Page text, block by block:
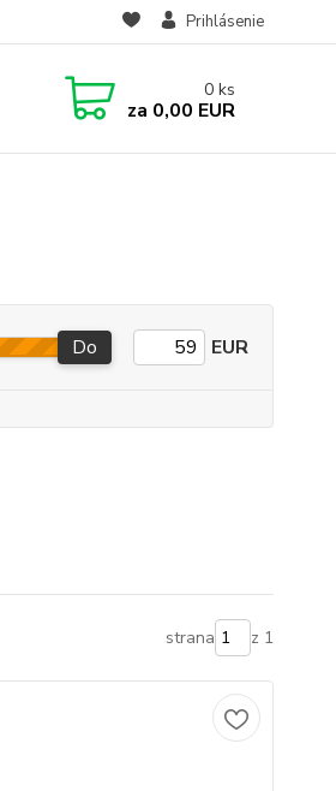
Prihlásenie
0 ks
za 0,00 EUR
Do EUR
strana z 1